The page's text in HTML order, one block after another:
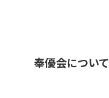
奉優会について